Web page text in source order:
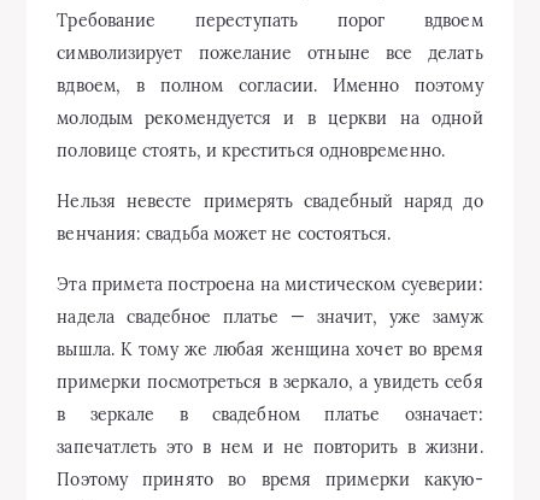
Требование переступать порог вдвоем
символизирует пожелание отныне все делать
вдвоем, в полном согласии. Именно поэтому
молодым рекомендуется и в церкви на одной
половице стоять, и креститься одновременно.
Нельзя невесте примерять свадебный наряд до
венчания: свадьба может не состояться.
Эта примета построена на мистическом суеверии:
надела свадебное платье — значит, уже замуж
вышла. К тому же любая женщина хочет во время
примерки посмотреться в зеркало, а увидеть себя
в зеркале в свадебном платье означает:
запечатлеть это в нем и не повторить в жизни.
Поэтому принято во время примерки какую-